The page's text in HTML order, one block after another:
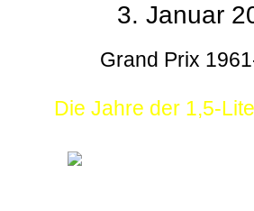
3. Januar
Grand Prix
Die Jahre der 1,5-